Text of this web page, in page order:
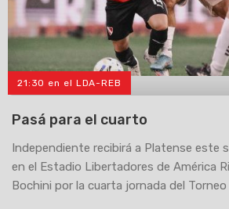
21:30 en el LDA-REB
Pasá para el cuarto
Independiente recibirá a Platense este
en el Estadio Libertadores de América
Bochini por la cuarta jornada del Torneo